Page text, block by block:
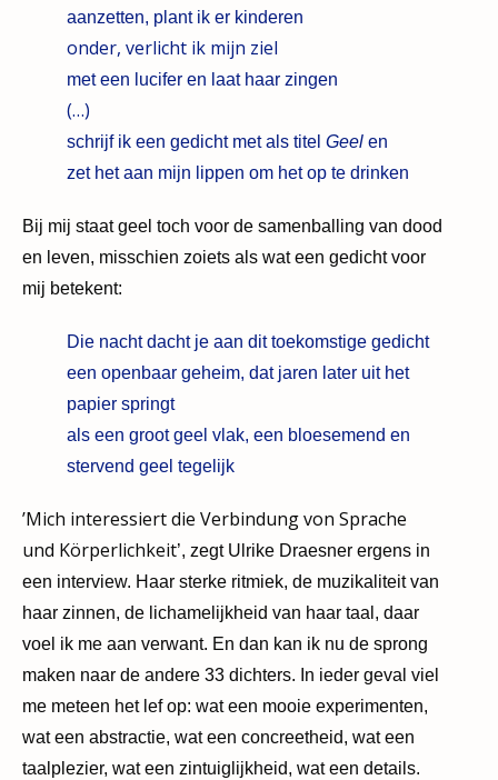
aanzetten, plant ik er kinderen
onder, verlicht ik mijn ziel
met een lucifer en laat haar zingen
(…)
schrijf ik een gedicht met als titel Geel en
zet het aan mijn lippen om het op te drinken
Bij mij staat geel toch voor de samenballing van dood
en leven, misschien zoiets als wat een gedicht voor
mij betekent:
Die nacht dacht je aan dit toekomstige gedicht
een openbaar geheim, dat jaren later uit het
papier springt
als een groot geel vlak, een bloesemend en
stervend geel tegelijk
’Mich interessiert die Verbindung von Sprache
und Körperlichkeit’, zegt Ulrike Draesner ergens in
een interview. Haar sterke ritmiek, de muzikaliteit van
haar zinnen, de lichamelijkheid van haar taal, daar
voel ik me aan verwant. En dan kan ik nu de sprong
maken naar de andere 33 dichters. In ieder geval viel
me meteen het lef op: wat een mooie experimenten,
wat een abstractie, wat een concreetheid, wat een
taalplezier, wat een zintuiglijkheid, wat een details.